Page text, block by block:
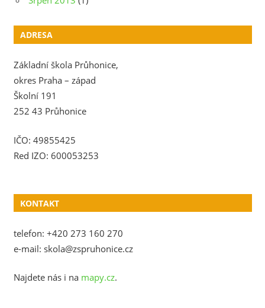
ADRESA
Základní škola Průhonice,
okres Praha – západ
Školní 191
252 43 Průhonice
IČO: 49855425
Red IZO: 600053253
KONTAKT
telefon: +420 273 160 270
e-mail: skola@zspruhonice.cz
Najdete nás i na mapy.cz.